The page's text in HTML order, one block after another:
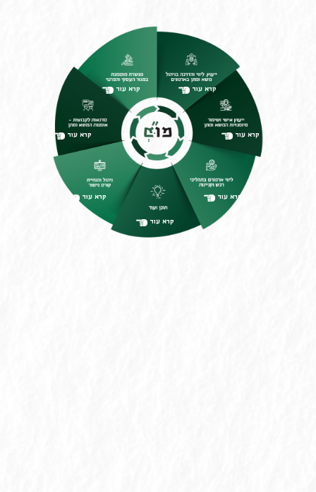
קרא עוד קרא עוד
קרא עוד
קרא עוד
קרא עוד
קרא עוד
קרא עוד